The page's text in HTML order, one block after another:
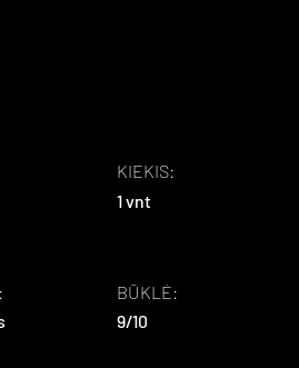
KIEKIS:
1 vnt
BŪKLĖ:
9/10